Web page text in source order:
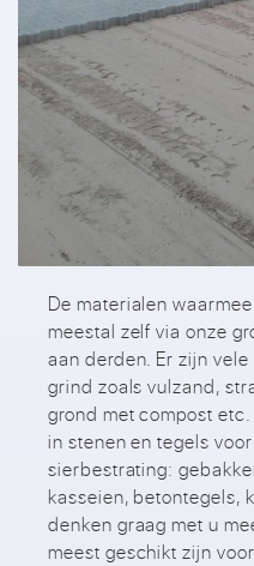
De materialen
meestal zelf via onze
aan derden. Er zijn
grind zoals vulzand,
grond met compost
in stenen en tegels
sierbestrating:
kasseien, betontegels,
denken graag met u
meest geschikt zijn